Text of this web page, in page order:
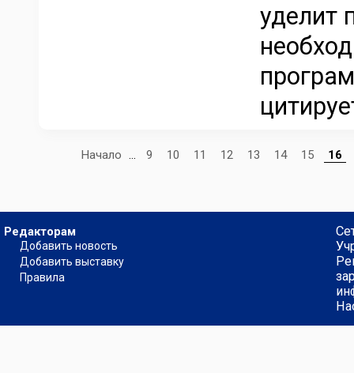
уделит
Начало ... 9 10 11 12 13 14 15 16
Редакторам
Добавить новость
Добавить выставку
Правила